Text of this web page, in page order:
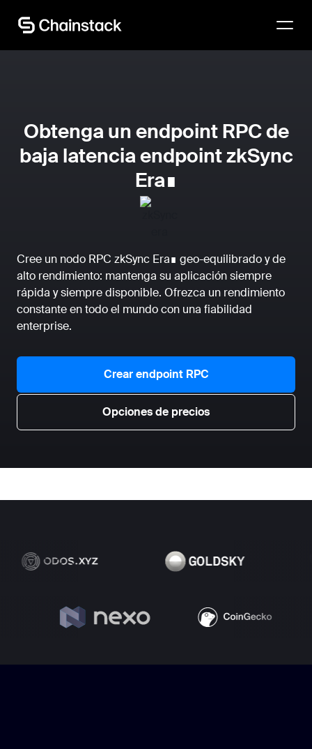
Habla con un experto
Obtenga un endpoint RPC de
baja latencia endpoint zkSync
Era∎
Cree un nodo RPC zkSync Era∎ geo-equilibrado y de
alto rendimiento: mantenga su aplicación siempre
rápida y siempre disponible. Ofrezca un rendimiento
constante en todo el mundo con una fiabilidad
enterprise.
Crear endpoint RPC
Opciones de precios